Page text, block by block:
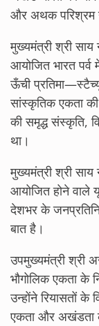
और अथक परिश्रम
मुख्यमंत्री श्री
आयोजित भारत पर्व
ऊँची
सांस्कृतिक एकता
की समृद्ध संस्कृति,
था।
मुख्यमंत्री श्री
आयोजित होने वाले
देशभर के
बात है।
उपमुख्यमंत्री श्री
भौगोलिक एकता के
उन्होंने रियासतों के
एकता और अखंडता